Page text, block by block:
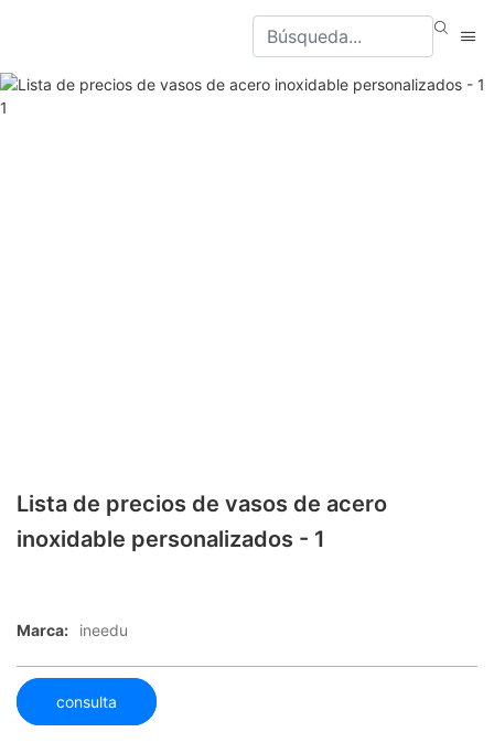
Lista de precios de vasos de acero
inoxidable personalizados - 1
Marca: ineedu
consulta